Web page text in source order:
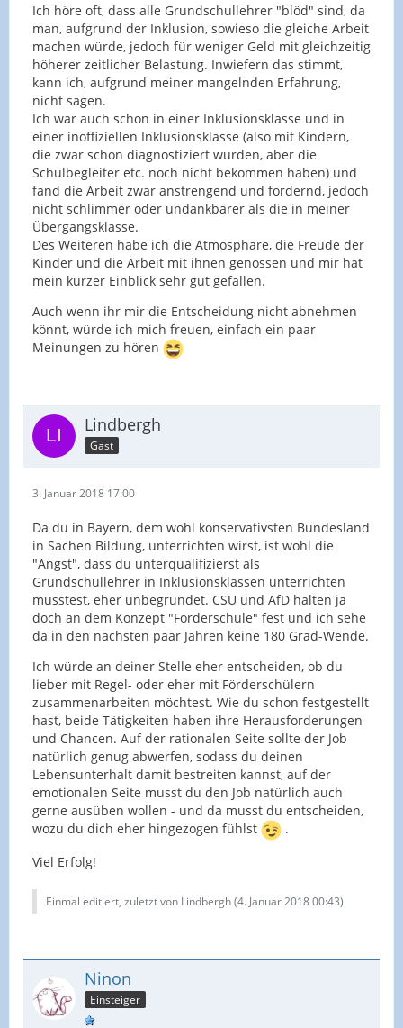
Ich höre oft, dass alle Grundschullehrer "blöd" sind, da
man, aufgrund der Inklusion, sowieso die gleiche Arbeit
machen würde, jedoch für weniger Geld mit gleichzeitig
höherer zeitlicher Belastung. Inwiefern das stimmt,
kann ich, aufgrund meiner mangelnden Erfahrung,
nicht sagen.
Ich war auch schon in einer Inklusionsklasse und in
einer inoffiziellen Inklusionsklasse (also mit Kindern,
die zwar schon diagnostiziert wurden, aber die
Schulbegleiter etc. noch nicht bekommen haben) und
fand die Arbeit zwar anstrengend und fordernd, jedoch
nicht schlimmer oder undankbarer als die in meiner
Übergangsklasse.
Des Weiteren habe ich die Atmosphäre, die Freude der
Kinder und die Arbeit mit ihnen genossen und mir hat
mein kurzer Einblick sehr gut gefallen.
Auch wenn ihr mir die Entscheidung nicht abnehmen
könnt, würde ich mich freuen, einfach ein paar
Meinungen zu hören
Lindbergh
Gast
3. Januar 2018 17:00
Da du in Bayern, dem wohl konservativsten Bundesland
in Sachen Bildung, unterrichten wirst, ist wohl die
"Angst", dass du unterqualifizierst als
Grundschullehrer in Inklusionsklassen unterrichten
müsstest, eher unbegründet. CSU und AfD halten ja
doch an dem Konzept "Förderschule" fest und ich sehe
da in den nächsten paar Jahren keine 180 Grad-Wende.
Ich würde an deiner Stelle eher entscheiden, ob du
lieber mit Regel- oder eher mit Förderschülern
zusammenarbeiten möchtest. Wie du schon festgestellt
hast, beide Tätigkeiten haben ihre Herausforderungen
und Chancen. Auf der rationalen Seite sollte der Job
natürlich genug abwerfen, sodass du deinen
Lebensunterhalt damit bestreiten kannst, auf der
emotionalen Seite musst du den Job natürlich auch
gerne ausüben wollen - und da musst du entscheiden,
wozu du dich eher hingezogen fühlst
.
Viel Erfolg!
Einmal editiert, zuletzt von Lindbergh (4. Januar 2018 00:43)
Ninon
Einsteiger